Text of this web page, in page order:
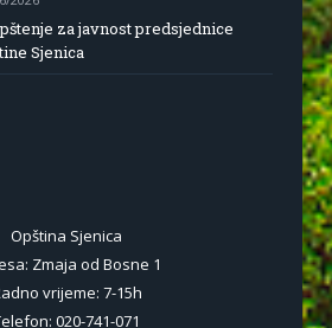
za javnost predsjednice
Sjenica
Opština Sjenica
Zmaja od Bosne 1
vrijeme: 7-15h
020-741-071